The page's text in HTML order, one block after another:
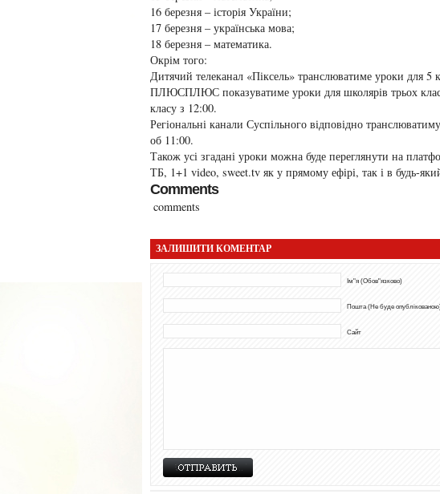
16 березня – історія України;
17 березня – українська мова;
18 березня – математика.
Окрім того:
Дитячий телеканал «Піксель» транслюватиме уроки для
ПЛЮСПЛЮС показуватиме уроки для школярів трьох
класу з 12:00.
Регіональні канали Суспільного відповідно
об 11:00.
Також усі згадані уроки можна буде переглянути на
ТБ, 1+1 video, sweet.tv як у прямому ефірі, так і в будь-
Comments
comments
ЗАЛИШИТИ КОМЕНТАР
Ім"я (Обов"язково)
Пошта (Не буде
Сайт